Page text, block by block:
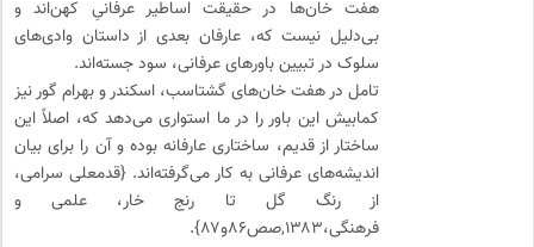
هفت خان‌ها در حقیقت اساطیر عرفانیِ کهن‌اند و
بی‌دلیل نیست که، عارفان بعدی از داستان وادی‌های
سلوک در تبیین باور‌های عرفانی، سود جسته‌اند.
تامل در هفت خان‌های گشتاسب، اسکندر و بهرام گور نیز
کمابیش این باور را در ما استواری می‌دهد که، اصلاً این
ساختار از قدیم، ساختاری عارفانه بوده و آن را برای بیان
اندیشه‌های عرفانی به کار می‌گرفته‌اند. {قدمعلی سرامی،
از رنگ گل تا رنج خار، علمی و
فرهنگی،۱۳۸۳,صص۸۶و۸۷}.